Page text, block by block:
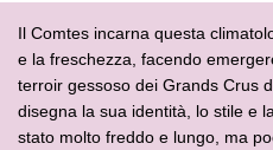
Il Comtes incarna questa
e la freschezza, facendo
terroir gessoso dei Grands Crus
disegna la sua identità, lo stile e
stato molto freddo e lungo, ma